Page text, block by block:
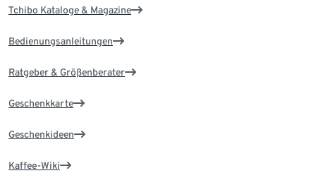
Tchibo Kataloge & Magazine
Bedienungsanleitungen
Ratgeber & Größenberater
Geschenkkarte
Geschenkideen
Kaffee-Wiki